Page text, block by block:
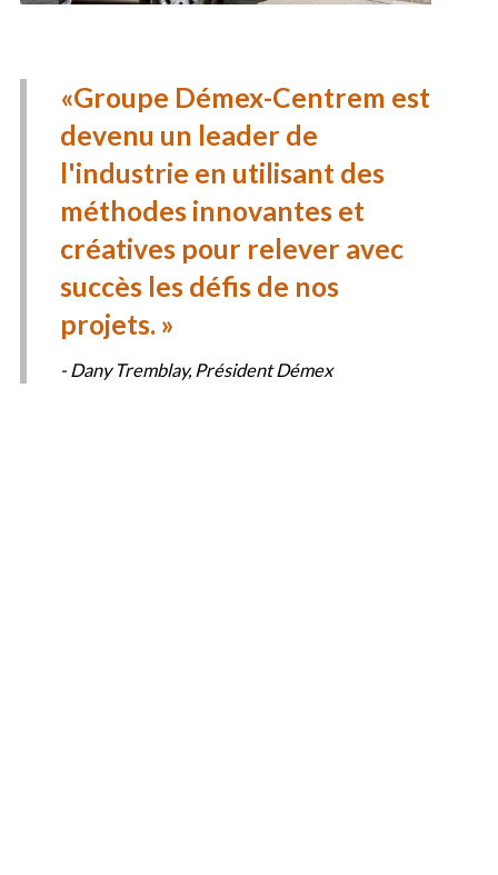
Groupe Démex-Centrem est
devenu un leader de
l'industrie en utilisant des
méthodes innovantes et
créatives pour relever avec
succès les défis de nos
projets.
- Dany Tremblay, Président Démex